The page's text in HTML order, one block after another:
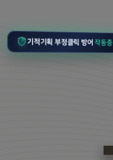
기적기획 부정클릭 방어작동중